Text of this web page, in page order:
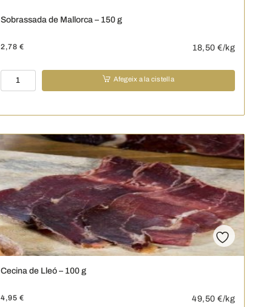
Sobrassada de Mallorca – 150 g
2,78 € 18,50 €/kg
quantitat
de
de
150
g
Afegeix a la cistella
Cecina de Lleó – 100 g
4,95 € 49,50 €/kg